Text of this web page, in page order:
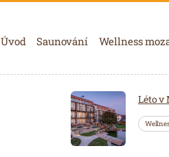
Navigace
Úvod Saunování Wellness
Léto v